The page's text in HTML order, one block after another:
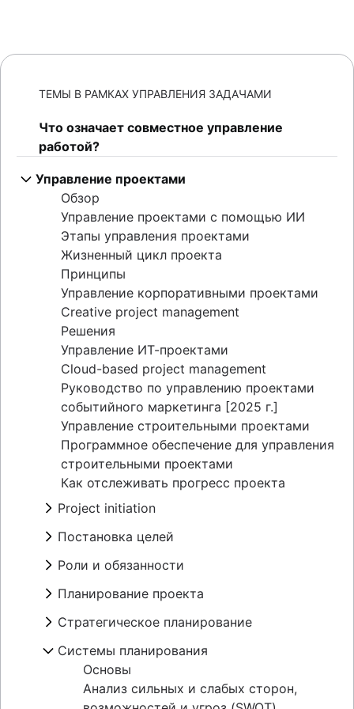
ТЕМЫ В РАМКАХ УПРАВЛЕНИЯ ЗАДАЧАМИ
Что означает совместное управление
работой?
Управление проектами
Обзор
Управление проектами с помощью ИИ
Этапы управления проектами
Жизненный цикл проекта
Принципы
Управление корпоративными проектами
Creative project management
Решения
Управление ИТ-проектами
Cloud-based project management
Руководство по управлению проектами
событийного маркетинга [2025 г.]
Управление строительными проектами
Программное обеспечение для управления
строительными проектами
Как отслеживать прогресс проекта
Project initiation
Вводное совещание по проекту
Задачи проекта
Ожидаемые результаты проекта
Критерии приемки
сторон: определение, преимущества,
примеры
Объем работ по проекту
Постановка целей
Создание концепции развития и
миссии
Теория постановки целей
Примеры OKR
Примеры задач проекта
Анализ затрат и выгод
Роли и обязанности
Менеджер проекта
Руководитель проекта
Владелец проекта
Проектные команды
Матрица RACI
Планирование проекта
Разработка плана проекта
План действий
Координация проекта
Оперативное планирование
Стратегическое планирование
Примеры
Годовое планирование
Квартальное планирование
Системы планирования
Основы
Анализ сильных и слабых сторон,